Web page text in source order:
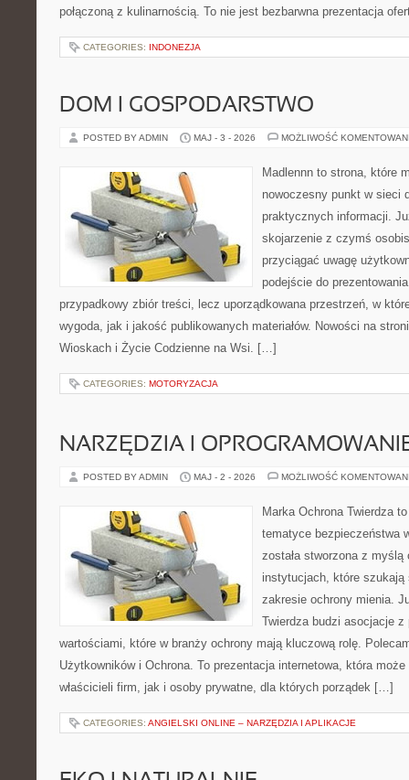
połączoną z kulinarnością. To nie jest bezbarwna prezentacja
CATEGORIES: INDONEZJA
DOM I GOSPODARSTWO
POSTED BY ADMIN MAJ - 3 - 2026 MOŻLIWOŚĆ
Madlennn to strona, które
nowoczesny punkt w sieci
praktycznych informacji.
skojarzenie z czymś
przyciągać uwagę
podejście do
przypadkowy zbiór treści, lecz uporządkowana przestrzeń, w
wygoda, jak i jakość publikowanych materiałów. Nowości na
Wioskach i Życie Codzienne na Wsi. […]
CATEGORIES: MOTORYZACJA
NARZĘDZIA I
POSTED BY ADMIN MAJ - 2 - 2026 MOŻLIWOŚĆ
Marka Ochrona Twierdza
tematyce bezpieczeństwa
została stworzona z
instytucjach, które szukają
zakresie ochrony mienia.
Twierdza budzi asocjacje
wartościami, które w branży ochrony mają kluczową rolę.
Użytkowników i Ochrona. To prezentacja internetowa, która
właścicieli firm, jak i osoby prywatne, dla których porządek […]
CATEGORIES: ANGIELSKI ONLINE – NARZĘDZIA I APLIKACJE